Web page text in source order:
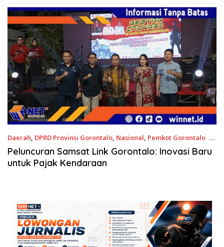
Daerah, DPRD Provinsi Gorontalo, Nasional, Pemkot Gorontalo 26
Agustus 2023
Peluncuran Samsat Link Gorontalo: Inovasi Baru
untuk Pajak Kendaraan